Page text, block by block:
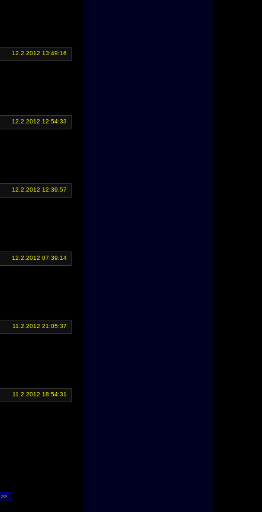
12.2.2012 13:49:16
12.2.2012 12:54:33
12.2.2012 12:39:57
12.2.2012 07:39:14
11.2.2012 21:05:37
11.2.2012 18:54:31